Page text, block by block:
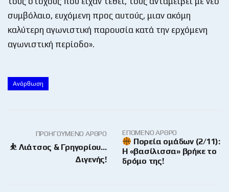
συμβόλαιο, ευχόμενη προς αυτούς, μιαν ακόμη
καλύτερη αγωνιστική παρουσία κατά την ερχόμενη
αγωνιστική περίοδο».
Ανόρθωση
ΠΡΟΗΓΟΎΜΕΝΟ ΆΡΘΡΟ
⛹ Λιάτσος & Γρηγορίου…
Διγενής!
ΕΠΌΜΕΝΟ ΆΡΘΡΟ
Πορεία ομάδων (2/11):
Η «βασίλισσα» βρήκε το
δρόμο της!